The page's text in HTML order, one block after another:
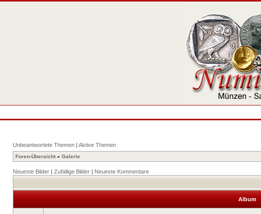
Unbeantwortete Themen | Aktive Themen
Foren-Übersicht » Galerie
Neueste Bilder | Zufällige Bilder | Neueste Kommentare
Album